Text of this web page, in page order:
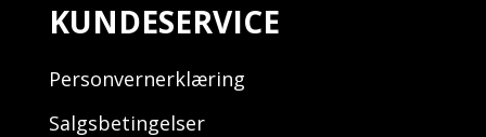
KUNDESERVICE
Personvernerklæring
Salgsbetingelser